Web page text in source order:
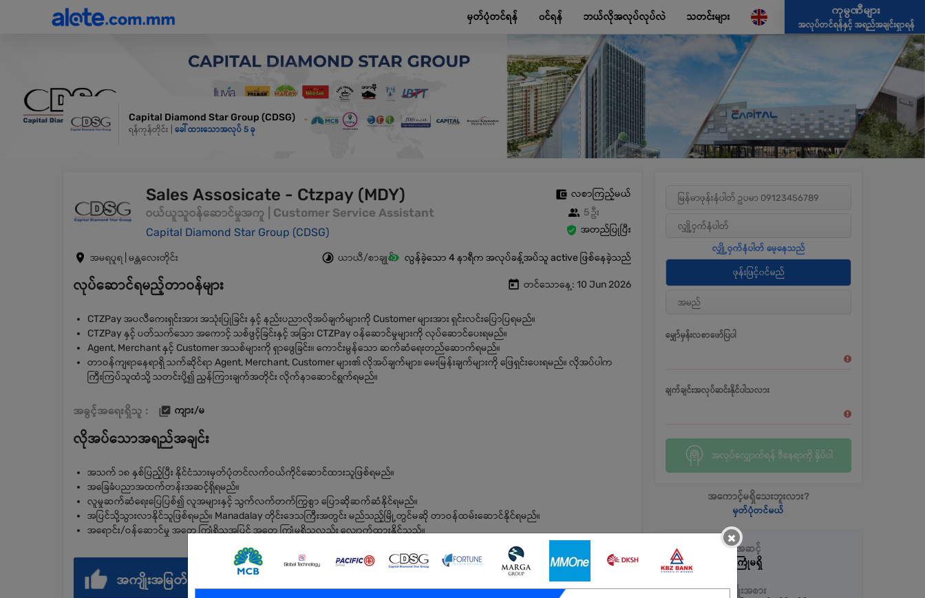
မှတ်ပုံတင်ရန် ၀င်ရန် ဘယ်လိုအလုပ်လုပ်လဲ သတင်းများ
ကုမ္ပဏီများ
အလုပ်တင်ရန်နှင့် အရည်အချင်းရှာရန်
Capital Diamond Star Group (CDSG)
ရန်ကုန်တိုင်း | ခေါ်ထားသောအလုပ် 5 ခု
Sales Assosicate - Ctzpay (MDY)
ဝယ်ယူသူဝန်ဆောင်မှုအကူ | Customer Service Assistant
Capital Diamond Star Group (CDSG)
လစာကြည့်မယ်
5 ဦး
အတည်ပြုပြီး
အမရပူရ | မန္တလေးတိုင်း ယာယီ/စာချုပ် လွန်ခဲ့သော 4 နာရီက အလုပ်ခန့်အပ်သူ active ဖြစ်နေခဲ့သည်
လုပ်ဆောင်ရမည့်တာဝန်များ တင်သောနေ့: 10 Jun 2026
CTZPay အပလီကေးရှင်းအား အသုံးပြုခြင်း နှင့် နည်းပညာလိုအပ်ချက်များကို Customer များအား ရှင်းလင်းပြောပြရမည်။
CTZPay နှင့် ပတ်သက်သော အကောင့် သစ်ဖွင့်ခြင်းနှင့် အခြား CTZPay ဝန်ဆောင်မှုများကို လုပ်ဆောင်ပေးရမည်။
Agent, Merchant နှင့် Customer အသစ်များကို ရှာဖွေခြင်း။ ကောင်းမွန်သော ဆက်ဆံရေးတည်ဆောက်ရမည်။
တာဝန်ကျရာနေရာရှိ သက်ဆိုင်ရာ Agent, Merchant, Customer များ၏ လိုအပ်ချက်များ၊ မေးမြန်းချက်များကို ဖြေရှင်းပေးရမည်။ လိုအပ်ပါက
ကြီးကြပ်သူထံသို့ သတင်းပို့၍ ညွန်ကြားချက်အတိုင်း လိုက်နာဆောင်ရွက်ရမည်။
အခွင့်အရေးရှိသူ : ကျား/မ
လိုအပ်သောအရည်အချင်း
အသက် ၁၈ နှစ်ပြည့်ပြီး နိုင်ငံသားမှတ်ပုံတင်လက်ဝယ်ကိုင်ဆောင်ထားသူဖြစ်ရမည်။
အခြေခံပညာအထက်တန်းအဆင့်ရှိရမည်။
လူမှုဆက်ဆံရေးပြေပြစ်၍ လူအများနှင့် သွက်လက်တက်ကြွစွာ ပြောဆိုဆက်ဆံနိုင်ရမည်။
အပြင်သို့သွားလာနိုင်သူဖြစ်ရမည်။ Manadalay တိုင်းဒေသကြီးအတွင်း မည်သည့်မြို့တွင်မဆို တာဝန်ထမ်းဆောင်နိုင်ရမည်။
အရောင်း/ဝန်ဆောင်မှု အတွေ့ကြုံရှိသူအပြင် အတွေ့ကြုံမရှိသူလည်း လျှောက်ထားနိုင်သည်။
အကျိုးအမြတ်
မျှော်မှန်းလစာဖော်ပြပါ
ချက်ချင်းအလုပ်ဆင်းနိုင်ပါသလား
အလုပ်လျှောက်ရန် ဒီနေရာကို နှိပ်ပါ
အကောင့်မရှိသေးဘူးလား?
မှတ်ပုံတင်မယ်
လုပ်သက်အဆင့်
အတွေ့အကြုံမရှိ
အလုပ်အမျိုးအစား
×